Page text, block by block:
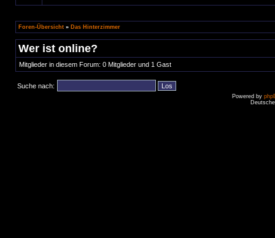
Foren-Übersicht » Das Hinterzimmer
Wer ist online?
Mitglieder in diesem Forum: 0 Mitglieder und 1 Gast
Suche nach:
Powered by